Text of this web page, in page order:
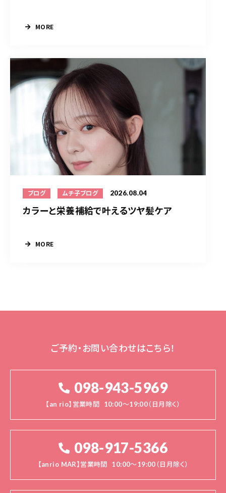
MORE
ブログ ムチ子ブログ 2026.08.04
カラーと栄養補給で叶えるツヤ髪ケア
MORE
ご予約・お問い合わせはこちら！
098-943-5969
【an rio】営業時間 10:00～19:00（日月除く）
098-917-5366
【anrio MAR】営業時間 10:00～19:00（日月除く）